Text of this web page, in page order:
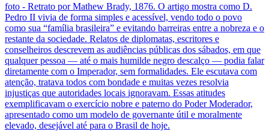
foto - Retrato por Mathew Brady, 1876. O artigo mostra como D.
Pedro II vivia de forma simples e acessível, vendo todo o povo
como sua “família brasileira” e evitando barreiras entre a nobreza e o
restante da sociedade. Relatos de diplomatas, escritores e
conselheiros descrevem as audiências públicas dos sábados, em que
qualquer pessoa — até o mais humilde negro descalço — podia falar
diretamente com o Imperador, sem formalidades. Ele escutava com
atenção, tratava todos com bondade e muitas vezes resolvia
injustiças que autoridades locais ignoravam. Essas atitudes
exemplificavam o exercício nobre e paterno do Poder Moderador,
apresentado como um modelo de governante útil e moralmente
elevado, desejável até para o Brasil de hoje.